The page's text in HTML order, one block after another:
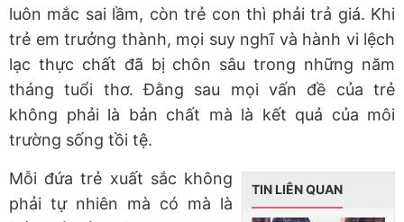
luôn mắc sai lầm, còn trẻ con thì phải trả giá. Khi
trẻ em trưởng thành, mọi suy nghĩ và hành vi lệch
lạc thực chất đã bị chôn sâu trong những năm
tháng tuổi thơ. Đằng sau mọi vấn đề của trẻ
không phải là bản chất mà là kết quả của môi
trường sống tồi tệ.
TIN LIÊN QUAN
Mỗi đứa trẻ xuất sắc không
phải tự nhiên mà có mà là